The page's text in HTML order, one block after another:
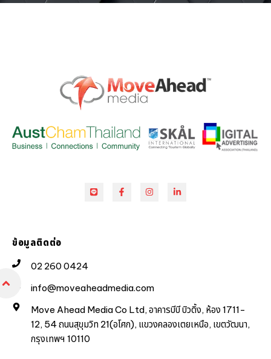
ข้อมูลติดต่อ
02 260 0424
info@moveaheadmedia.com
Move Ahead Media Co Ltd, อาคารบีบี บิวดิ้ง, ห้อง 1711-
12, 54 ถนนสุขุมวิท 21(อโศก), แขวงคลองเตยเหนือ, เขตวัฒนา,
กรุงเทพฯ 10110